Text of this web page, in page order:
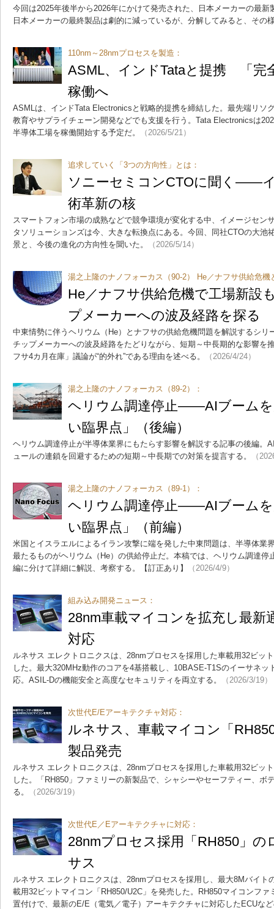
今回は2025年後半から2026年にかけて発売された、日本メーカーの最新
日本メーカーの最終製品は劇的に減っているが、分解してみると、その
110nm～28nmプロセスを製造：
ASML、インドTataと提携 「完
稼働へ
ASMLは、インドTata Electronicsと戦略的提携を締結した。最先端リソ
教育やサプライチェーン開発などでも支援を行う。Tata Electronicsは
半導体工場を稼働開始する予定だ。
（2026/5/21）
追求していく「3つの方向性」とは：
ソニーセミコンCTOに聞く――
術革新の核
スマートフォン市場の成熟などで競争環境が変化する中、イメージセン
タソリューションズは今、大きな転換点にある。今回、同社CTOの大池
景と、今後の進化の方向性を聞いた。
（2026/5/14）
湯之上隆のナノフォーカス（90-2） He／ナフサ供給危機
He／ナフサ供給危機で工場新設
プメーカーへの波及経路を探る
中東情勢に伴うヘリウム（He）とナフサの供給危機問題を解説するシリ
チップメーカーへの波及経路をたどりながら、短期～中長期的な影響を
フサ4カ月在庫」議論が“的外れ”である理由を述べる。
（2026/4/24）
湯之上隆のナノフォーカス（89-2）：
ヘリウム調達停止――AIブーム
い臨界点」（後編）
ヘリウム調達停止が半導体業界にもたらす影響を解説する記事の後編。
ュールの連鎖を回避するための短期～中長期での対策を提言する。
（
湯之上隆のナノフォーカス（89-1）：
ヘリウム調達停止――AIブーム
い臨界点」（前編）
米国とイスラエルによるイラン攻撃に端を発した中東問題は、半導体業
最たるものがヘリウム（He）の供給停止だ。本稿では、ヘリウム調達停
編に分けて詳細に解説、考察する。【訂正あり】
（2026/4/9）
組み込み開発ニュース：
28nm車載マイコンを拡充し最新
対応
ルネサス エレクトロニクスは、28nmプロセスを採用した車載用32ビッ
した。最大320MHz動作のコアを4基搭載し、10BASE-T1Sのイーサネッ
応。ASIL-Dの機能安全と高度なセキュリティを両立する。
（2026/3/19）
次世代E/Eアーキテクチャ対応：
ルネサス、車載マイコン「
製品発売
ルネサス エレクトロニクスは、28nmプロセスを採用した車載用32ビッ
した。「RH850」ファミリーの新製品で、シャシーやセーフティー、ボ
る。
（2026/3/19）
次世代E／Eアーキテクチャに対応：
28nmプロセス採用「RH850」の
サス
ルネサス エレクトロニクスは、28nmプロセスを採用し、最大8Mバイト
載用32ビットマイコン「RH850/U2C」を発売した。RH850マイコンフ
置付けで、最新のE/E（電気／電子）アーキテクチャに対応したECUな